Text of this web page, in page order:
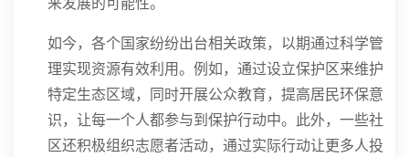
如今，各个国家纷纷出台相关政策，以期通过科学管
理实现资源有效利用。例如，通过设立保护区来维护
特定生态区域，同时开展公众教育，提高居民环保意
识，让每一个人都参与到保护行动中。此外，一些社
区还积极组织志愿者活动，通过实际行动让更多人投